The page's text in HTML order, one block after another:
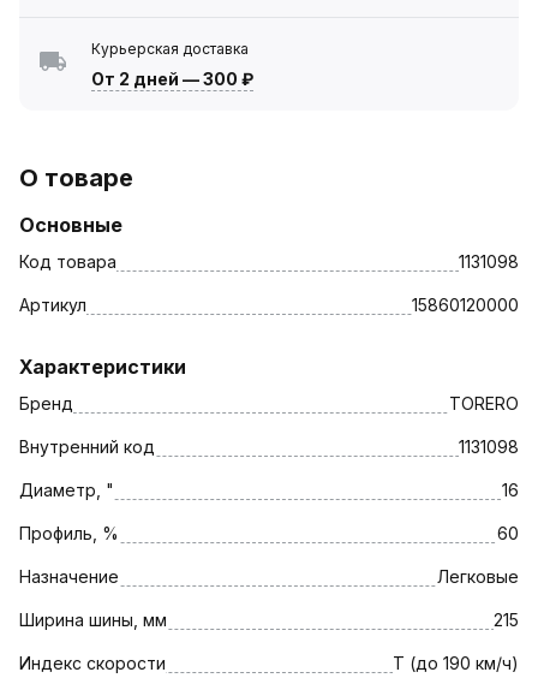
Курьерская доставка
От 2 дней —300 ₽
О товаре
Основные
Код товара 1131098
Артикул 15860120000
Характеристики
Бренд TORERO
Внутренний код 1131098
Диаметр, " 16
Профиль, % 60
Назначение Легковые
Ширина шины, мм 215
Индекс скорости T (до 190 км/ч)